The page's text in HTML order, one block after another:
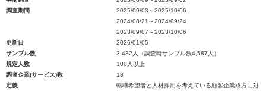
調査期間
2025/09/03～2025/10/06
2024/08/21～2024/09/24
2023/09/07～2023/10/06
更新日
2026/01/05
サンプル数
3,432人（調査時サンプル数4,587人）
規定人数
100人以上
調査企業(サービス)数
18
定義
転職希望者と人材採用を考えている顧客企業双方に対